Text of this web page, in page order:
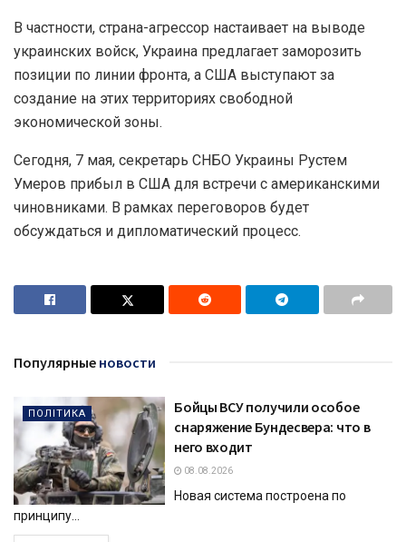
В частности, страна-агрессор настаивает на выводе
украинских войск, Украина предлагает заморозить
позиции по линии фронта, а США выступают за
создание на этих территориях свободной
экономической зоны.
Сегодня, 7 мая, секретарь СНБО Украины Рустем
Умеров прибыл в США для встречи с американскими
чиновниками. В рамках переговоров будет
обсуждаться и дипломатический процесс.
Популярные новости
ПОЛІТИКА
Бойцы ВСУ получили особое
снаряжение Бундесвера: что в
него входит
08.08.2026
Новая система построена по
принципу...